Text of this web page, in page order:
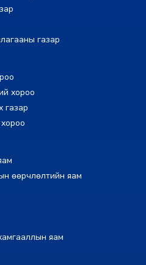
газар
хороо
газар
өөрчлөлтийн яам
яам